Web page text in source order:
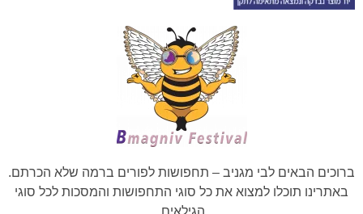
ברוכים הבאים לבי מגניב – תחפושות לפורים ברמה שלא הכרתם.
באתרינו תוכלו למצוא את כל סוגי התחפושות והמסכות לכל סוגי